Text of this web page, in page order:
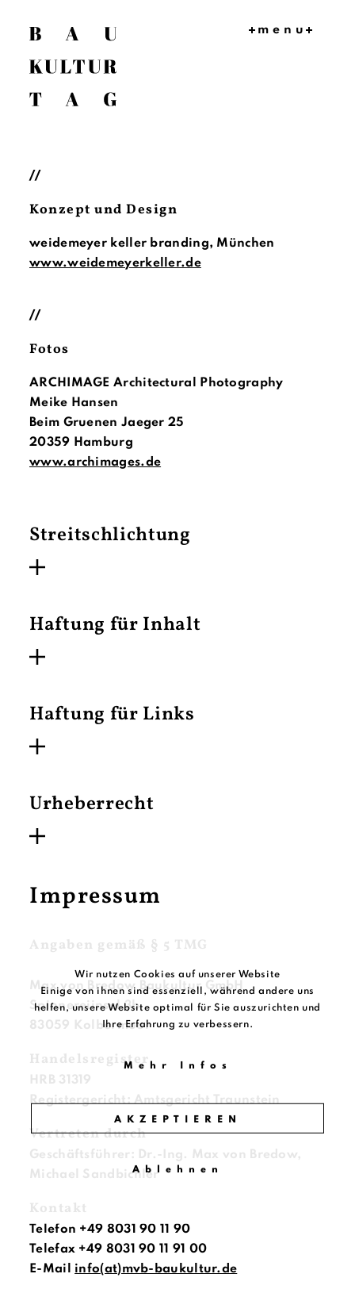
Wir nutzen Cookies auf unserer Website
Einige von ihnen sind essenziell, während andere uns
helfen, unsere Website optimal für Sie auszurichten und
Ihre Erfahrung zu verbessern.
Mehr Infos
AKZEPTIEREN
Ablehnen
menu
MAGAZI
//
Konzept und Design
weidemeyer keller branding, München
www.weidemeyerkeller.de
//
Fotos
ARCHIMAGE Architectural Photography
Meike Hansen
Beim Gruenen Jaeger 25
20359 Hamburg
www.archimages.de
Streitschlichtung
Haftung für Inhalt
Haftung für Links
Urheberrecht
Impressum
Angaben gemäß § 5 TMG
Max von Bredow Baukultur GmbH
Spinnereiinsel 3b
83059 Kolbermoor
Handelsregister
HRB 31319
Registergericht: Amtsgericht Traunstein
Vertreten durch
Geschäftsführer: Dr.-Ing. Max von Bredow,
Michael Sandbichler
Kontakt
Telefon +49 8031 90 11 90
Telefax +49 8031 90 11 91 00
E-Mail info(at)mvb-baukultur.de